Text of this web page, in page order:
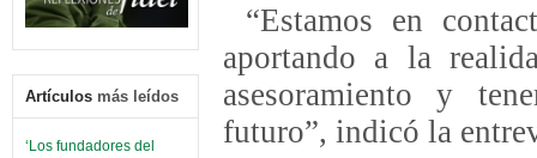
Artículos más leídos
‘Los fundadores del
“Estamos en
aportando a la
asesoramiento y
futuro”, indicó la